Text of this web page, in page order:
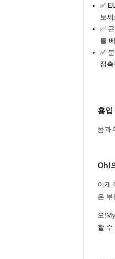
✅
보세
✅
를
✅
접
흡입
몸과
Oh!
이제
은 부
오
할 수